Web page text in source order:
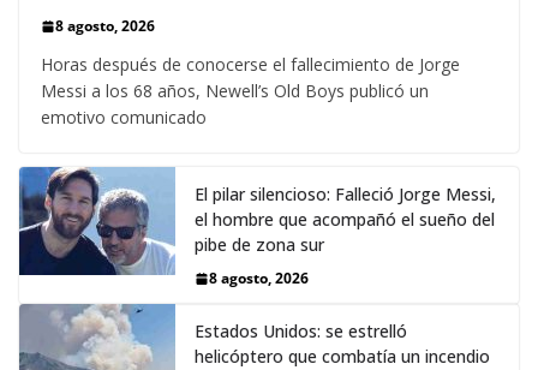
8 agosto, 2026
Horas después de conocerse el fallecimiento de Jorge
Messi a los 68 años, Newell’s Old Boys publicó un
emotivo comunicado
El pilar silencioso: Falleció Jorge Messi,
el hombre que acompañó el sueño del
pibe de zona sur
8 agosto, 2026
Estados Unidos: se estrelló
helicóptero que combatía un incendio